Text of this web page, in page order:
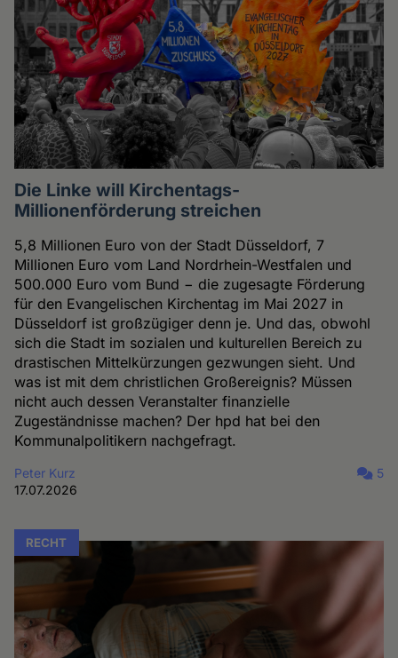
Die Linke will Kirchentags-
Millionenförderung streichen
5,8 Millionen Euro von der Stadt Düsseldorf, 7
Millionen Euro vom Land Nordrhein-Westfalen und
500.000 Euro vom Bund − die zugesagte Förderung
für den Evangelischen Kirchentag im Mai 2027 in
Düsseldorf ist großzügiger denn je. Und das, obwohl
sich die Stadt im sozialen und kulturellen Bereich zu
drastischen Mittelkürzungen gezwungen sieht. Und
was ist mit dem christlichen Großereignis? Müssen
nicht auch dessen Veranstalter finanzielle
Zugeständnisse machen? Der hpd hat bei den
Kommunalpolitikern nachgefragt.
Peter Kurz
17.07.2026
5
RECHT